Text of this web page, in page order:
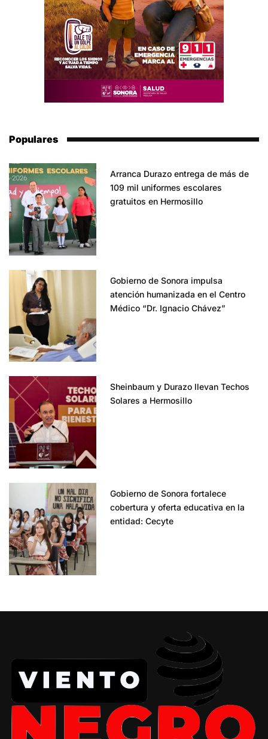
Populares
Arranca Durazo entrega de más de
109 mil uniformes escolares
gratuitos en Hermosillo
Gobierno de Sonora impulsa
atención humanizada en el Centro
Médico “Dr. Ignacio Chávez”
Sheinbaum y Durazo llevan Techos
Solares a Hermosillo
Gobierno de Sonora fortalece
cobertura y oferta educativa en la
entidad: Cecyte